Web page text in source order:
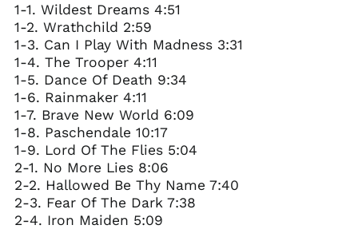
1-1. Wildest Dreams 4:51
1-2. Wrathchild 2:59
1-3. Can I Play With Madness 3:31
1-4. The Trooper 4:11
1-5. Dance Of Death 9:34
1-6. Rainmaker 4:11
1-7. Brave New World 6:09
1-8. Paschendale 10:17
1-9. Lord Of The Flies 5:04
2-1. No More Lies 8:06
2-2. Hallowed Be Thy Name 7:40
2-3. Fear Of The Dark 7:38
2-4. Iron Maiden 5:09